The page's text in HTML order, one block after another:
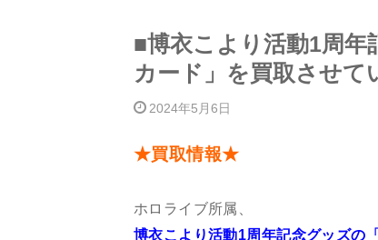
■博衣こより活動1周
カード」を買取させて
2024年5月6日
★買取情報★
ホロライブ所属、
博衣こより活動1周年記念グッズの